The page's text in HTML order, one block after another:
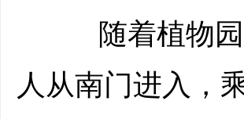
随着植物园
人从南门进入，